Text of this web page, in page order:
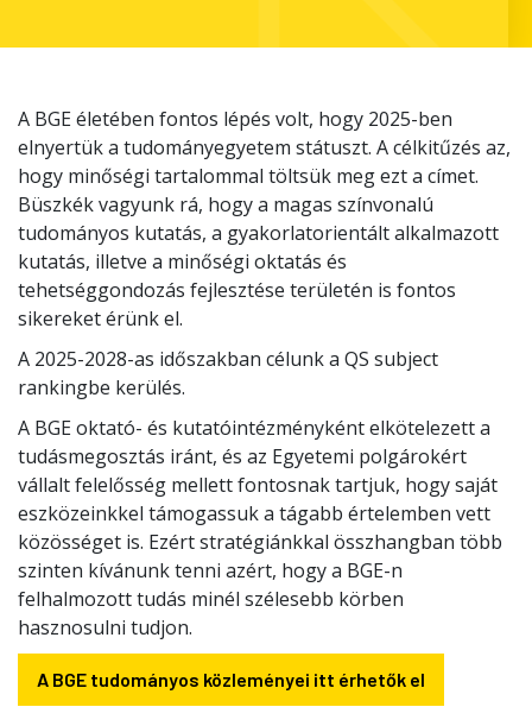
A BGE életében fontos lépés volt, hogy 2025-ben
elnyertük a tudományegyetem státuszt. A célkitűzés az,
hogy minőségi tartalommal töltsük meg ezt a címet.
Büszkék vagyunk rá, hogy a magas színvonalú
tudományos kutatás, a gyakorlatorientált alkalmazott
kutatás, illetve a minőségi oktatás és
tehetséggondozás fejlesztése területén is fontos
sikereket érünk el.
A 2025-2028-as időszakban célunk a QS subject
rankingbe kerülés.
A BGE oktató- és kutatóintézményként elkötelezett a
tudásmegosztás iránt, és az Egyetemi polgárokért
vállalt felelősség mellett fontosnak tartjuk, hogy saját
eszközeinkkel támogassuk a tágabb értelemben vett
közösséget is. Ezért stratégiánkkal összhangban több
szinten kívánunk tenni azért, hogy a BGE-n
felhalmozott tudás minél szélesebb körben
hasznosulni tudjon.
A BGE tudományos közleményei itt érhetők el